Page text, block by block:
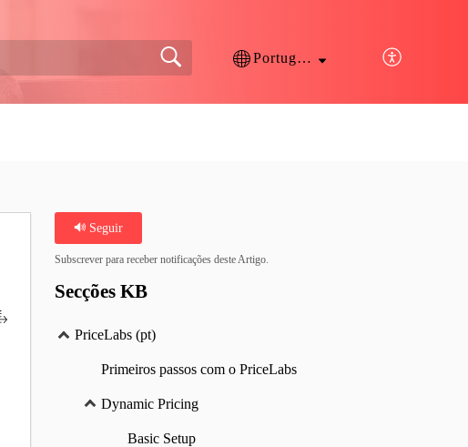
Português
Seguir
Subscrever para receber notificações deste Artigo.
Secções KB
PriceLabs (pt)
Primeiros passos com o PriceLabs
Dynamic Pricing
Basic Setup